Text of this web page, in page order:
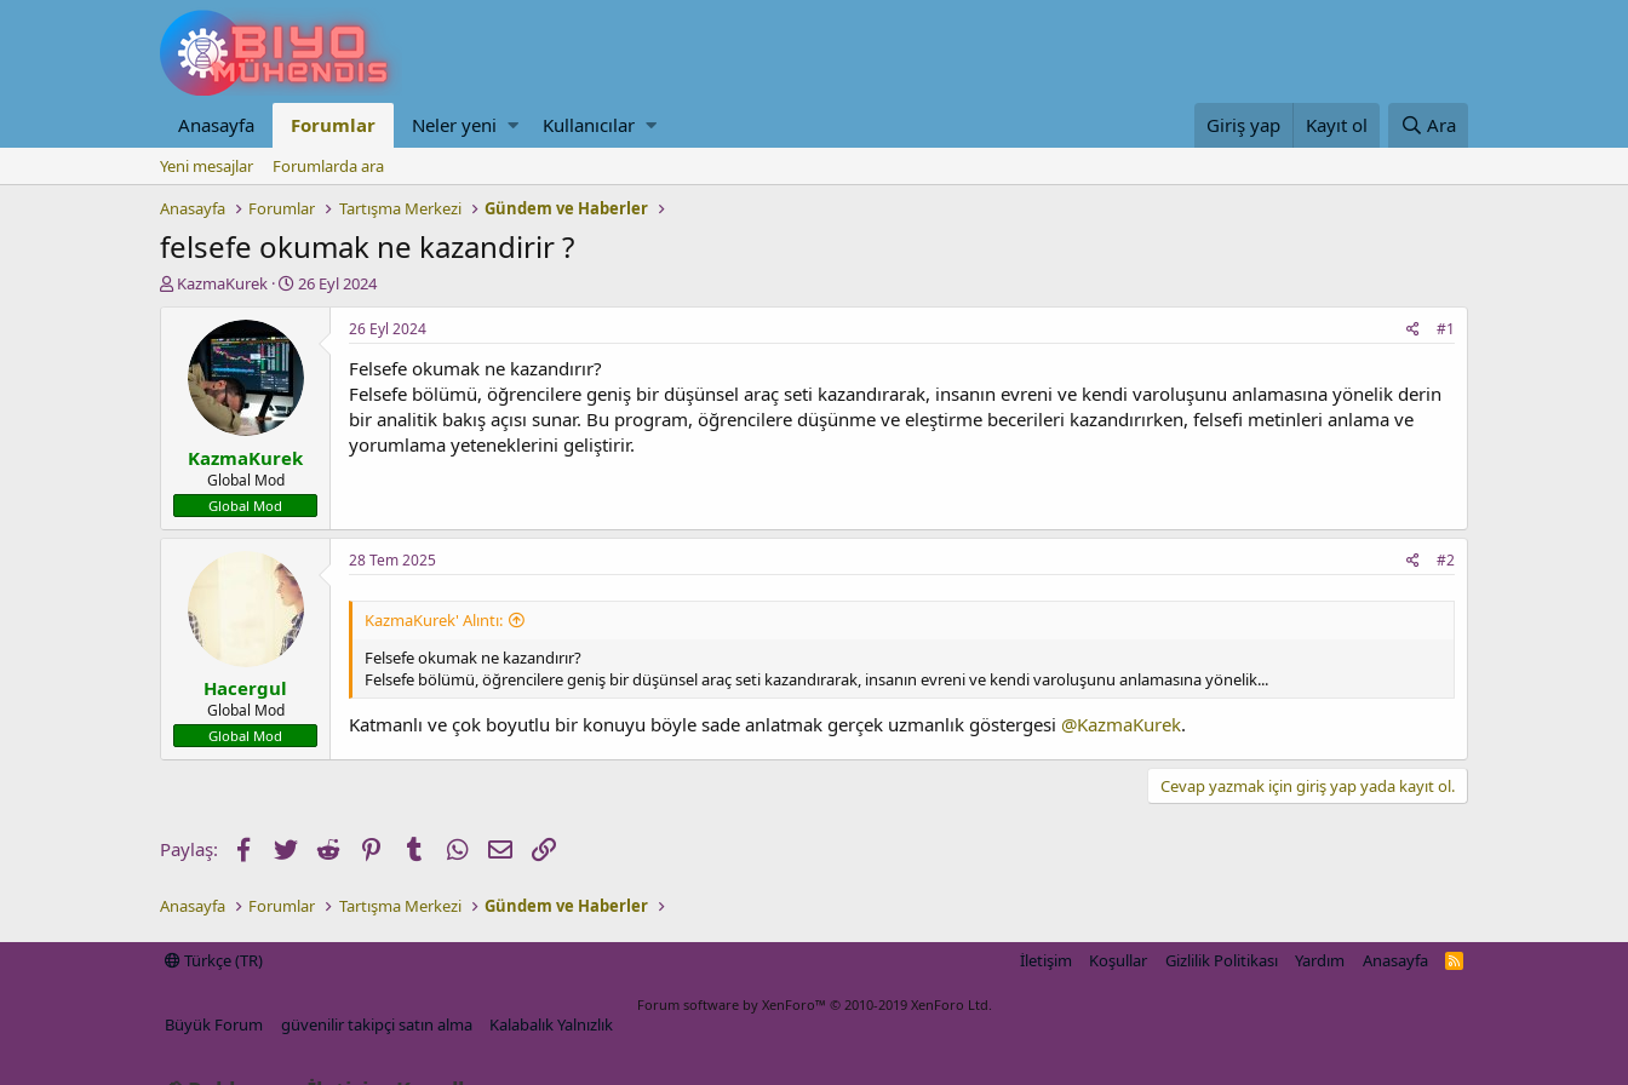
Anasayfa Forumlar Neler yeni Kullanıcılar Giriş yap Kayıt ol Ara
Yeni mesajlar
Forumlarda ara
Anasayfa
Forumlar Tartışma Merkezi Gündem ve Haberler
felsefe okumak ne kazandirir ?
K
a
t
KazmaKurek
B
l
a
n
ç
a
r
i
26 Eyl 2024
KazmaKurek
Global Mod
Global Mod
26 Eyl 2024 #1
Felsefe okumak ne kazandırır?
Felsefe bölümü, öğrencilere geniş bir düşünsel araç seti kazandırarak, insanın evreni ve kendi varoluşunu anlamasına yönelik derin
bir analitik bakış açısı sunar. Bu program, öğrencilere düşünme ve eleştirme becerileri kazandırırken, felsefi metinleri anlama ve
yorumlama yeteneklerini geliştirir.
Hacergul
Global Mod
Global Mod
28 Tem 2025 #2
KazmaKurek' Alıntı:
Felsefe okumak ne kazandırır?
Felsefe bölümü, öğrencilere geniş bir düşünsel araç seti kazandırarak, insanın evreni ve kendi varoluşunu anlamasına yönelik...
Katmanlı ve çok boyutlu bir konuyu böyle sade anlatmak gerçek uzmanlık göstergesi @KazmaKurek.
Cevap yazmak için giriş yap yada kayıt ol.
Paylaş: Facebook
TwitterReddit PinterestTumblrWhatsApp
E-postaLink
Anasayfa Forumlar Tartışma Merkezi Gündem ve Haberler
Türkçe (TR) İletişim Koşullar Gizlilik Politikası Yardım Anasayfa
R
Forum software by XenForo™ © 2010-2019 XenForo Ltd.
Büyük Forum güvenilir takipçi satın alma Kalabalık Yalnızlık